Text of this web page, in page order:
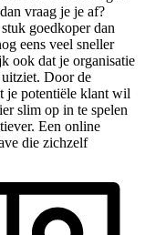
vraag je je af?
goedkoper dan
eens veel sneller
ook dat je organisatie
Door de
je potentiële klant wil
slim op in te spelen
Een online
die zichzelf